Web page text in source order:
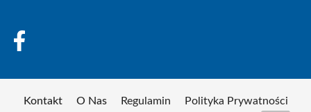
Kontakt O Nas Regulamin Polityka Prywatności